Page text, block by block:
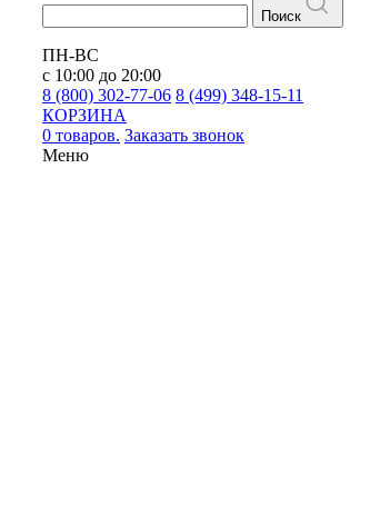
Поиск
ПН-ВС
с 10:00 до 20:00
8 (800) 302-77-06 8 (499) 348-15-11
КОРЗИНА
0 товаров. Заказать звонок
Меню